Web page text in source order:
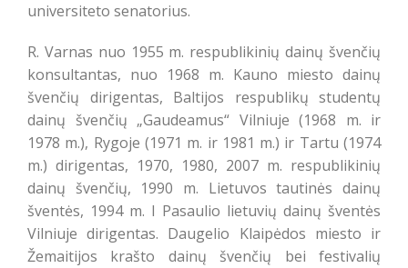
universiteto senatorius.
R. Varnas nuo 1955 m. respublikinių dainų švenčių
konsultantas, nuo 1968 m. Kauno miesto dainų
švenčių dirigentas, Baltijos respublikų studentų
dainų švenčių „Gaudeamus“ Vilniuje (1968 m. ir
1978 m.), Rygoje (1971 m. ir 1981 m.) ir Tartu (1974
m.) dirigentas, 1970, 1980, 2007 m. respublikinių
dainų švenčių, 1990 m. Lietuvos tautinės dainų
šventės, 1994 m. I Pasaulio lietuvių dainų šventės
Vilniuje dirigentas. Daugelio Klaipėdos miesto ir
Žemaitijos krašto dainų švenčių bei festivalių